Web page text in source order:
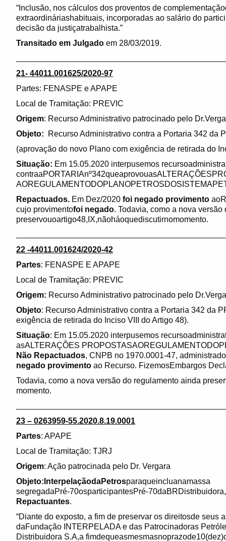
“Inclusão, nos cálculos dos proventos de
extraordináriashabituais, incorporadas ao salário do
decisão da justiçatrabalhista.”
Transitado em Julgado em 28/03/2019.
21- 44011.001625/2020-97
Partes: FENASPE e APAPE
Local de Tramitação: PREVIC
Origem: Recurso Administrativo patrocinado pelo
Objeto: Recurso Administrativo contra a Portaria 342 da
(aprovação do novo Plano com exigência de retirada do
Situação: Em 15.05.2020 interpusemos
Repactuados. Em Dez/2020 foi negado provimento
cujo provimentofoi negado. Todavia, como a nova
preservouoartigo48,IX,nãoháoquediscutirnomomento.
22 -44011.001624/2020-42
Partes: FENASPE E APAPE
Local de Tramitação: PREVIC
Origem: Recurso Administrativo patrocinado pelo
Objeto: Recurso Administrativo contra a Portaria 342 da
exigência de retirada do Inciso VIII do Artigo 48).
Situação: Em 15.05.2020 interpusemos
asALTERAÇÕES
Não Repactuados, CNPB no 1970.0001-47,
negado provimento ao Recurso. FizemosEmbargos
Todavia, como a nova versão do regulamento ainda
momento.
23 – 0263959-55.2020.8.19.0001
Partes: APAPE
Local de Tramitação: TJRJ
Origem: Ação patrocinada pelo Dr. Vergara
Objeto:InterpelaçãodaPetrosparaqueincluanamassa
segregadaPré-70osparticipantesPré-
Repactuantes.
“Diante do exposto, a fim de preservar os direitosde seus
daFundação INTERPELADA e das Patrocinadoras
Distribuidora S.A,a